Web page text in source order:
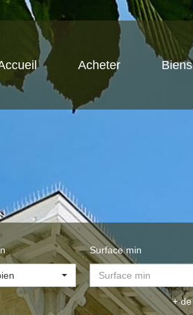
Acheter
Surface min
+